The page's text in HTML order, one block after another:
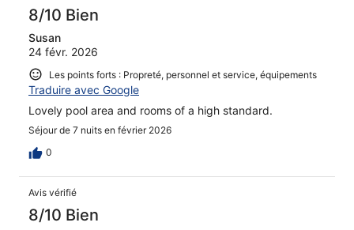
8/10 Bien
Susan
24 févr. 2026
Les points forts : Propreté, personnel et service, équipements
Traduire avec Google
Lovely pool area and rooms of a high standard.
Séjour de 7 nuits en février 2026
0
Avis vérifié
8/10 Bien